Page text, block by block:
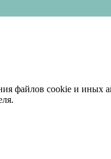
файлов cookie и иных